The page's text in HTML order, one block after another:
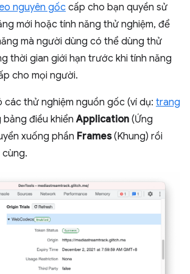
nguyên gốc cấp cho bạn quyền sử
mới hoặc tính năng thử nghiệm, để
mà người dùng có thể dùng thử
thời gian giới hạn trước khi tính năng
cho mọi người.
thử nghiệm nguồn gốc (ví dụ: trang
bảng điều khiểnApplication (Ứng
xuống phần Frames(Khung) rồi